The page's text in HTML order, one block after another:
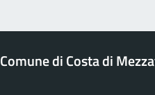
Comune di Costa di